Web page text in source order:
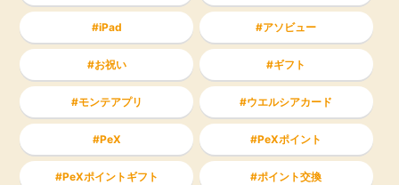
iPad アソビュー
お祝い ギフト
モンテアプリ ウエルシアカード
PeX PeXポイント
PeXポイントギフト ポイント交換